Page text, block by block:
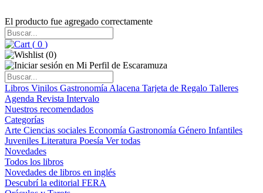
El producto fue agregado correctamente
( 0 )
(0)
Libros Vinilos Gastronomía Alacena Tarjeta de Regalo Talleres
Agenda Revista Intervalo
Nuestros recomendados
Categorías
Arte Ciencias sociales Economía Gastronomía Género Infantiles
Juveniles Literatura Poesía Ver todas
Novedades
Todos los libros
Novedades de libros en inglés
Descubrí la editorial FERA